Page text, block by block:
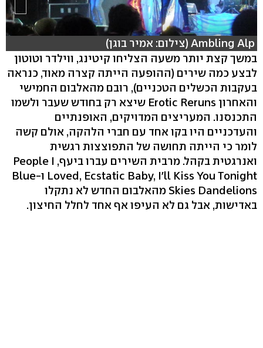
Ambling Alp (צילום: אמיר בוגן)
במשך קצת יותר משעה הצליחו קיטינג, ווילדר וטוטון
לבצע כמה שירים (ההופעה הייתה קצרה מאוד, כנראה
בעקבות הכשלים הטכניים), רובם מהאלבום החמישי
והאחרון Erotic Reruns שיצא רק בחודש שעבר ולשמו
התכנסנו. המעריצים המדויקים, האופנתיים
והעדכניים היו בקו אחד עם חברי הלהקה, אולם קשה
לומר כי הייתה תחושה של התפוצצות רגשית
ואנרגטית בקהל. מרבית השירים עברו ביעף, People I
Loved, Ecstatic Baby, I'll Kiss You Tonight ו-Blue
Skies Dandelions מהאלבום החדש לא נתקלו
באדישות, אבל גם לא העיפו אף אחד לחלל החיצון.